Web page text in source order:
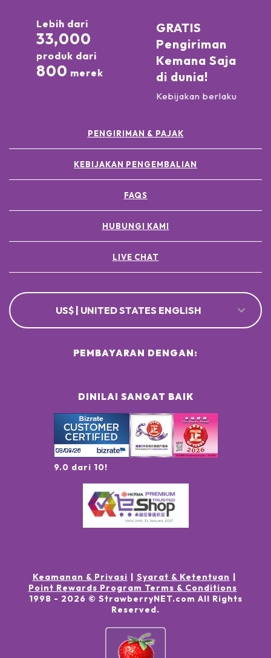
Lebih dari
33,000
produk dari
800 merek
GRATIS
Pengiriman
Kemana Saja
di dunia!
Kebijakan berlaku
PENGIRIMAN & PAJAK
KEBIJAKAN PENGEMBALIAN
FAQS
HUBUNGI KAMI
LIVE CHAT
US$ | UNITED STATES ENGLISH
DINILAI SANGAT BAIK
9.0 dari 10!
PEMBAYARAN DENGAN:
Keamanan & Privasi
Syarat & Ketentuan
Point Rewards Program Terms & Conditions
1998 - 2026 © StrawberryNET.com All Rights
Reserved.